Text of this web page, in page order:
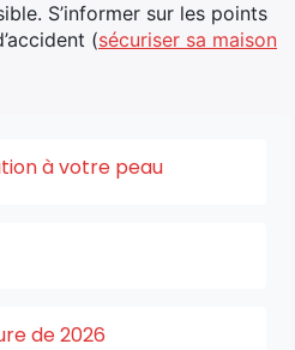
S’informer sur les points
(sécuriser sa maison
à votre peau
de 2026